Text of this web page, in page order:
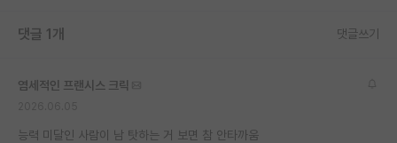
이벤트
재팬라운지 🌸
댓글 1개 댓글쓰기
염세적인 프랜시스 크릭
능력 미달인 사람이 남 탓하는 거 보면 참 안타까움